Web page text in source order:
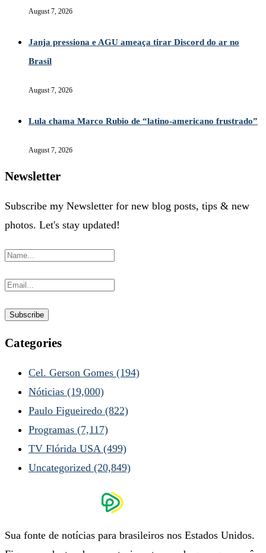
August 7, 2026
Janja pressiona e AGU ameaça tirar Discord do ar no
Brasil
August 7, 2026
Lula chama Marco Rubio de “latino-americano frustrado”
August 7, 2026
Newsletter
Subscribe my Newsletter for new blog posts, tips & new
photos. Let's stay updated!
Categories
Cel. Gerson Gomes (194)
Nóticias (19,000)
Paulo Figueiredo (822)
Programas (7,117)
TV Flórida USA (499)
Uncategorized (20,849)
Sua fonte de notícias para brasileiros nos Estados Unidos.